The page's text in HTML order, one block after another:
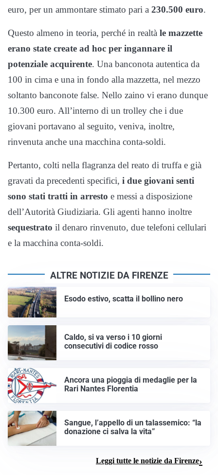
euro, per un ammontare stimato pari a 230.500 euro.
Questo almeno in teoria, perché in realtà le mazzette
erano state create ad hoc per ingannare il
potenziale acquirente. Una banconota autentica da
100 in cima e una in fondo alla mazzetta, nel mezzo
soltanto banconote false. Nello zaino vi erano dunque
10.300 euro. All’interno di un trolley che i due
giovani portavano al seguito, veniva, inoltre,
rinvenuta anche una macchina conta-soldi.
Pertanto, colti nella flagranza del reato di truffa e già
gravati da precedenti specifici, i due giovani senti
sono stati tratti in arresto e messi a disposizione
dell’Autorità Giudiziaria. Gli agenti hanno inoltre
sequestrato il denaro rinvenuto, due telefoni cellulari
e la macchina conta-soldi.
ALTRE NOTIZIE DA FIRENZE
Esodo estivo, scatta il bollino nero
Caldo, si va verso i 10 giorni
consecutivi di codice rosso
Ancora una pioggia di medaglie per la
Rari Nantes Florentia
Sangue, l’appello di un talassemico: “la
donazione ci salva la vita”
Leggi tutte le notizie da Firenze